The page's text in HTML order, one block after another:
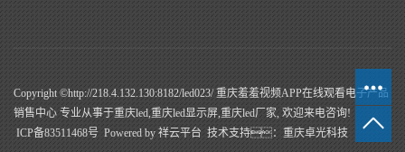
Copyright ©http://218.4.132.130:8182/led023/ 重庆羞羞视频APP在线观看电子产品
销售中心 专业从事于重庆led,重庆led显示屏,重庆led厂家, 欢迎来电咨询!
ICP备83511468号 Powered by 祥云平台 技术支持： 重庆卓光科技